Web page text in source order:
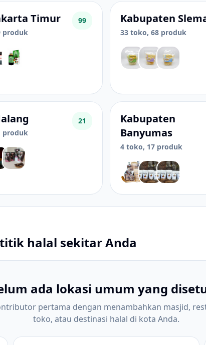
Timur
produk
99 Kabupaten
33 toko, 68 produk
produk
21
Kabupaten
Banyumas
4 toko, 17 produk
halal sekitar Anda
ada lokasi umum yang
pertama dengan menambahkan masjid,
toko, atau destinasi halal di kota Anda.